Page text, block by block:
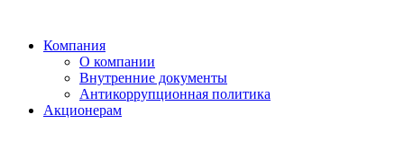
Компания
О компании
Внутренние документы
Антикоррупционная политика
Акционерам